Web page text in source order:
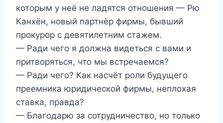
которым у неё не ладятся отношения — Рю
Канхён, новый партнёр фирмы, бывший
прокурор с девятилетним стажем.
— Ради чего я должна видеться с вами и
притворяться, что мы встречаемся?
— Ради чего? Как насчёт роли будущего
преемника юридической фирмы, неплохая
ставка, правда?
— Благодарю за сотрудничество, но только